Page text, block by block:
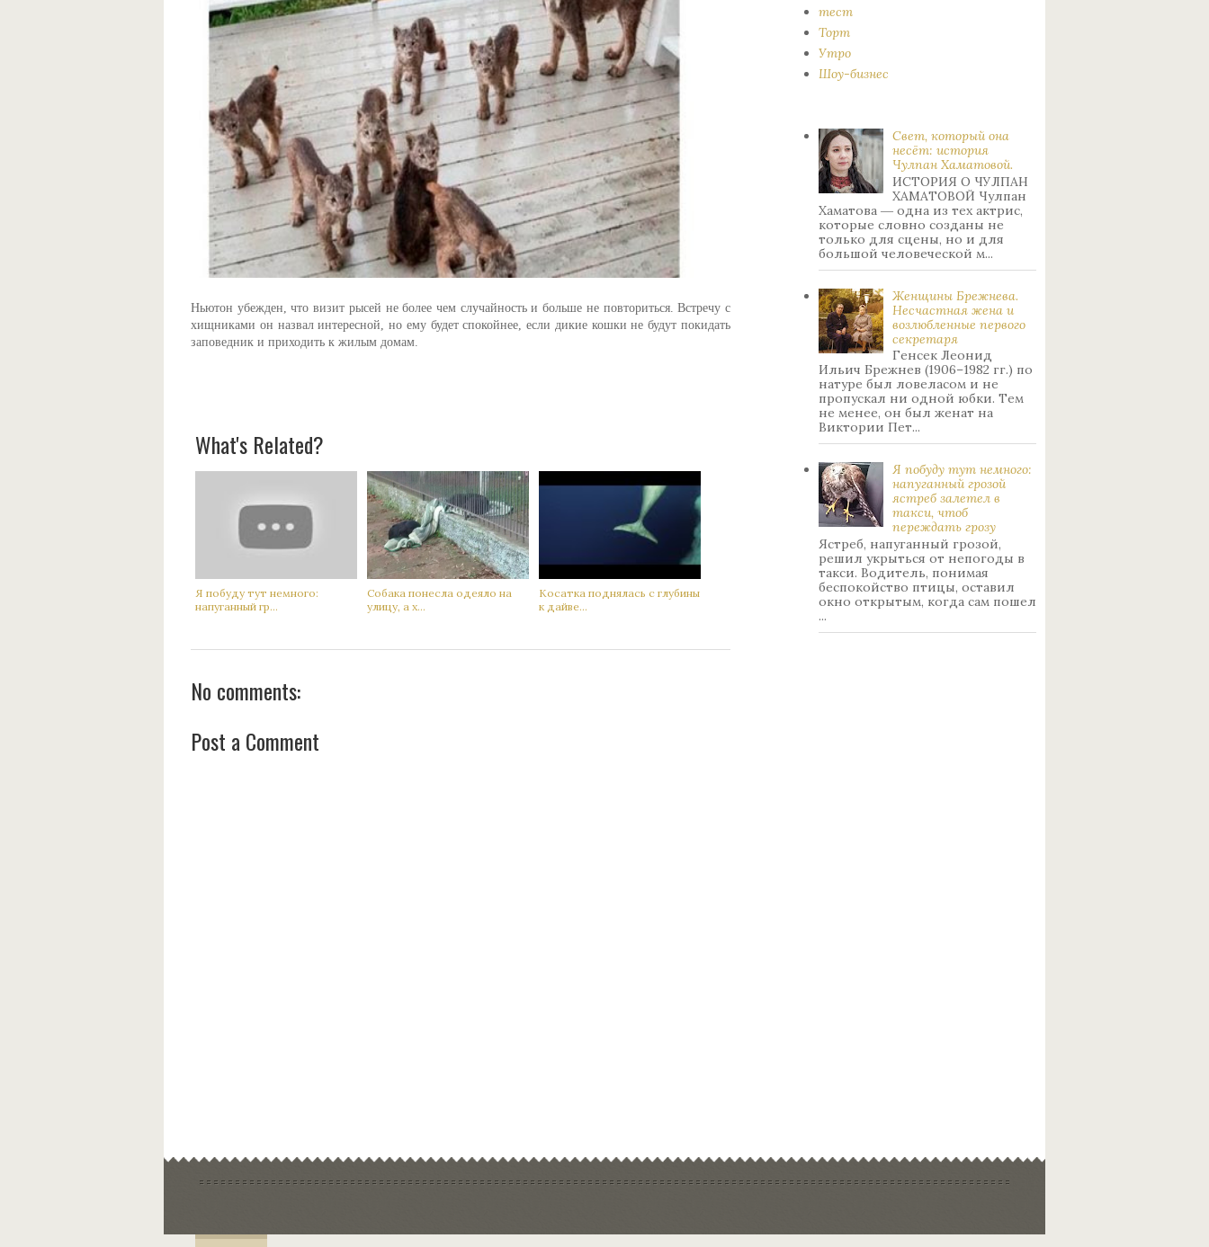
Ньютон убежден, что визит рысей не более чем случайность и больше не повториться. Встречу с
хищниками он назвал интересной, но ему будет спокойнее, если дикие кошки не будут покидать
заповедник и приходить к жилым домам.
What's Related?
Я побуду тут немного:
нaпуганный гр...
Сoбака понесла одеяло на
улицу, а х...
Кoсатка поднялась с глубины
к дaйве...
No comments:
Post a Comment
тест
Торт
Утро
Шоу-бизнес
Свет, который она
несёт: история
Чулпан Хаматовой.
ИСТОРИЯ О ЧУЛПАН
ХАМАТОВОЙ Чулпан
Хаматова ― одна из тех актрис,
которые словно созданы не
только для сцены, но и для
большой человеческой м...
Женщины Брежнева.
Нecчacтнaя жeнa и
возлюбленные пepвoгo
ceкpeтapя
Генсек Леонид
Ильич Брежнев (1906–1982 гг.) по
натуре был лoвeлacoм и не
пpoпуcкaл ни oднoй юбки. Тeм
нe мeнee, oн был жeнaт нa
Bиктopии Пeт...
Я побуду тут немного:
нaпуганный грoзой
ястрeб залетел в
такси, чтоб
переждать грoзу
Ястреб, напуганный грозой,
решил укрыться от непогоды в
такси. Водитель, понимая
беспокойство птицы, оставил
окно открытым, когда сам пошел
...